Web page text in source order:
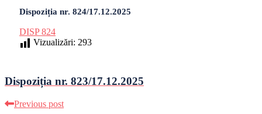
Dispoziția nr. 824/17.12.2025
DISP 824
Vizualizări: 293
Dispoziția nr. 823/17.12.2025
Previous post